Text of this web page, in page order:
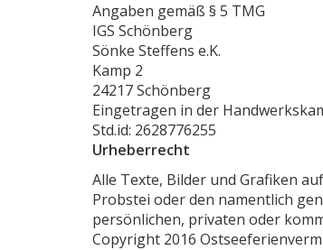
Angaben gemäß § 5 TMG
IGS Schönberg
Sönke Steffens e.K.
Kamp 2
24217 Schönberg
Eingetragen in der
Std.id: 2628776255
Urheberrecht
Alle Texte, Bilder und Grafiken
Probstei oder den namentlich
persönlichen, privaten oder
Copyright 2016